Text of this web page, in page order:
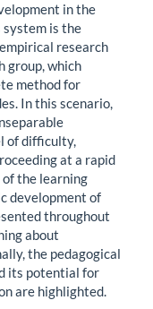
in the
is the
research
group, which
method for
In this scenario,
of difficulty,
at a rapid
of the learning
development of
throughout
about
the pedagogical
its potential for
are highlighted.